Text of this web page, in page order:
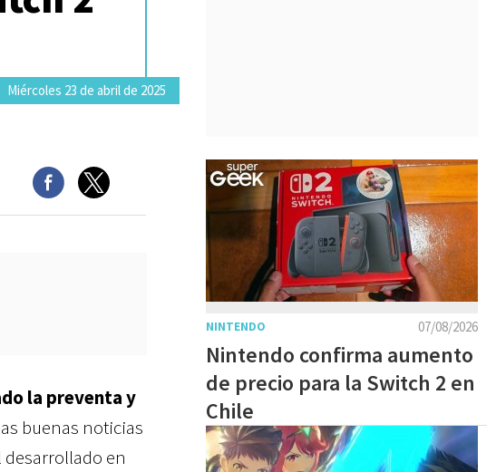
Miércoles 23 de abril de 2025
la preventa y
buenas noticias
en
07/08/2026
NINTENDO
Nintendo confirma aumento
de precio para la Switch 2 en
Chile